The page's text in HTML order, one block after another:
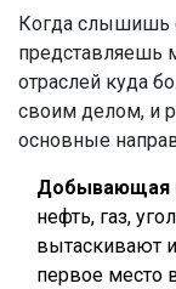
Когда слышишь
представляешь
отраслей куда
своим делом, и
основные
Добывающая
нефть, газ,
вытаскивают
первое место